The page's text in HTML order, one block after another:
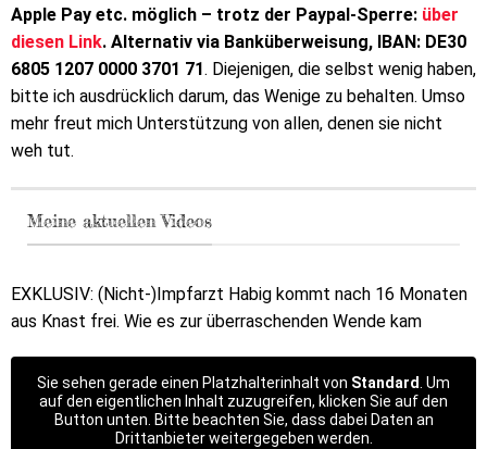
Apple Pay etc. möglich – trotz der Paypal-Sperre: über
diesen Link. Alternativ via Banküberweisung, IBAN: DE30
6805 1207 0000 3701 71. Diejenigen, die selbst wenig haben,
bitte ich ausdrücklich darum, das Wenige zu behalten. Umso
mehr freut mich Unterstützung von allen, denen sie nicht
weh tut.
Meine aktuellen Videos
EXKLUSIV: (Nicht-)Impfarzt Habig kommt nach 16 Monaten
aus Knast frei. Wie es zur überraschenden Wende kam
Sie sehen gerade einen Platzhalterinhalt von Standard. Um
auf den eigentlichen Inhalt zuzugreifen, klicken Sie auf den
Button unten. Bitte beachten Sie, dass dabei Daten an
Drittanbieter weitergegeben werden.